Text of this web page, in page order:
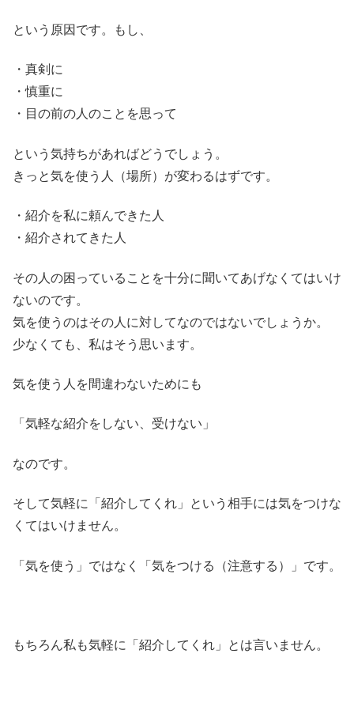
という原因です。もし、
・真剣に
・慎重に
・目の前の人のことを思って
という気持ちがあればどうでしょう。
きっと気を使う人（場所）が変わるはずです。
・紹介を私に頼んできた人
・紹介されてきた人
その人の困っていることを十分に聞いてあげなくてはいけ
ないのです。
気を使うのはその人に対してなのではないでしょうか。
少なくても、私はそう思います。
気を使う人を間違わないためにも
「気軽な紹介をしない、受けない」
なのです。
そして気軽に「紹介してくれ」という相手には気をつけな
くてはいけません。
「気を使う」ではなく「気をつける（注意する）」です。
もちろん私も気軽に「紹介してくれ」とは言いません。